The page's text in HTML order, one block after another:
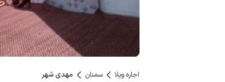
اجاره ویلا سمنان مهدی شهر